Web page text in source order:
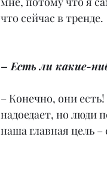
что сейчас в тренде.
– Есть ли какие-
– Конечно, они
надоедает, но люди
наша главная цель